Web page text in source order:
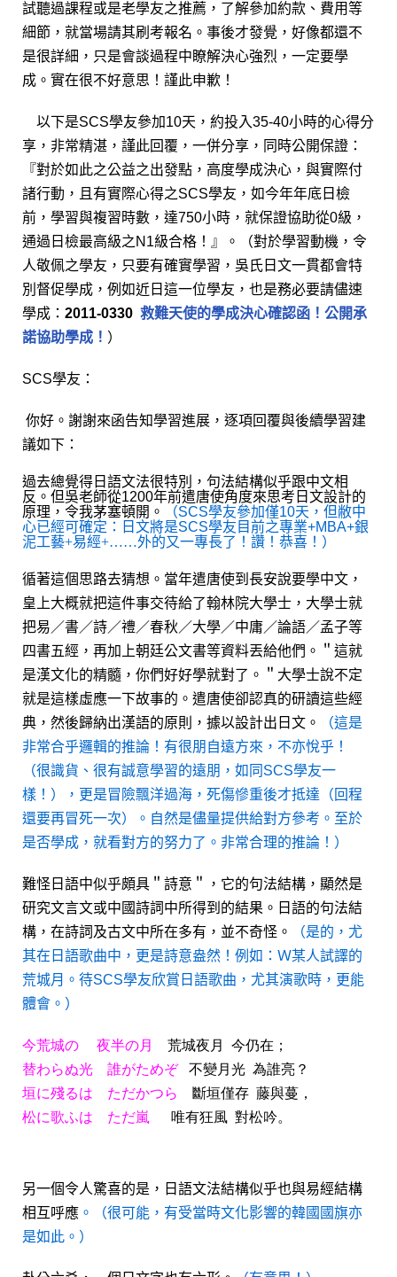
試聽過課程或是老學友之推薦，了解參加約款、費用等
細節，就當場請其刷考報名。事後才發覺，好像都還不
是很詳細，只是會談過程中瞭解決心強烈，一定要學
成。實在很不好意思！謹此申歉！
以下是SCS學友參加10天，約投入35-40小時的心得分
享，非常精湛， 謹此回覆，一併分享，同時公開保證：
『對於如此之公益之出發點，高度學成決心，與實際付
諸行動，且有實際心得之SCS學友，如今年年底日檢
前，學習與複習時數，達750小時，就保證協助從0級，
通過日檢最高級之N1級合格！』。（對於學習動機，令
人敬佩之學友，只要有確實學習，吳氏日文一貫都會特
別督促學成，例如近日這一位學友，也是務必要請儘速
學成： 2011-0330 救難天使的學成決心確認函！公開承
諾協助學成！ ）
SCS學友：
你好。謝謝來函告知學習進展，逐項回覆與後續學習建
議如下：
過去總覺得日語文法很特別，句法結構似乎跟中文相
反。但吳老師從1200年前遣唐使角度來思考日文設計的
原理，令我茅塞頓開。
（SCS學友參加僅10天，但敝中
心已經可確定：日文將是SCS學友目前之專業+MBA+銀
泥工藝+易經+……外的又一專長了！讚！恭喜！）
循著這個思路去猜想。當年遣唐使到長安說要學中文，
皇上大概就把這件事交待給了翰林院大學士，大學士就
把易／書／詩／禮／春秋／大學／中庸／論語／孟子等
四書五經，再加上朝廷公文書等資料丟給他們。＂這就
是漢文化的精髓，你們好好學就對了。＂大學士說不定
就是這樣虛應一下故事的。遣唐使卻認真的研讀這些經
典，然後歸納出漢語的原則，據以設計出日文。
（這是
非常合乎邏輯的推論！有很朋自遠方來，不亦悅乎！
（很識貨、很有誠意學習的遠朋，如同SCS學友一
樣！），更是冒險飄洋過海，死傷慘重後才抵達（回程
還要再冒死一次）。自然是儘量提供給對方參考。至於
是否學成，就看對方的努力了。非常合理的推論！）
難怪日語中似乎頗具＂詩意＂，它的句法結構，顯然是
研究文言文或中國詩詞中所得到的結果。日語的句法結
構，在詩詞及古文中所在多有，並不奇怪。
（是的，尤
其在日語歌曲中，更是詩意盎然！例如：Ｗ某人試譯的
荒城月。待SCS學友欣賞日語歌曲，尤其演歌時，更能
體會。）
今荒城の 夜半の月
荒城夜月 今仍在；
替わらぬ光 誰がためぞ
不變月光 為誰亮？
垣に殘るは ただかつら
斷垣僅存 藤與蔓，
松に歌ふは ただ嵐
唯有狂風 對松吟。
另一個令人驚喜的是，日語文法結構似乎也與易經結構
相互呼應 。（很可能，有受當時文化影響的韓國國旗亦
是如此。）